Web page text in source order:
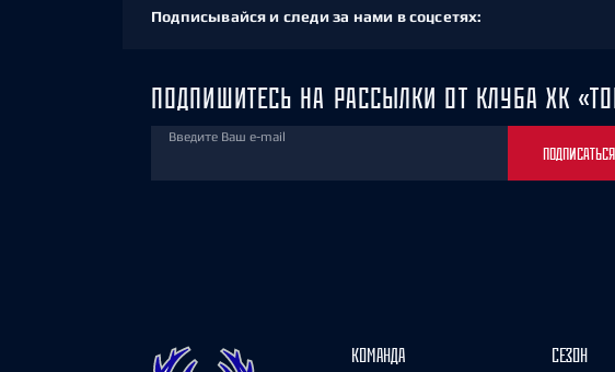
Подписывайся и следи за нами в соцсетях:
ПОДПИШИТЕСЬ НА РАССЫЛКИ ОТ КЛУБА ХК
Введите Ваш e-mail
ПОДПИСАТЬСЯ
КОМАНДА СЕЗОН